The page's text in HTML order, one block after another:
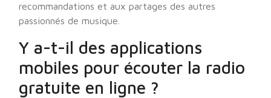
recommandations et aux partages des autres
passionnés de musique.
Y a-t-il des applications
mobiles pour écouter la radio
gratuite en ligne ?